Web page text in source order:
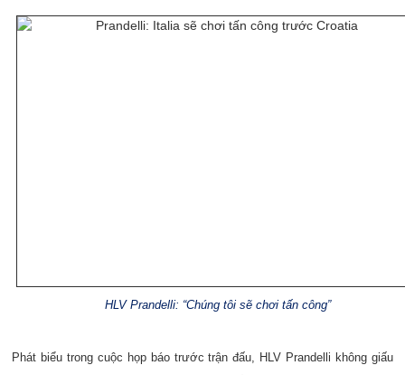
HLV Prandelli: “Chúng tôi sẽ chơi tấn công”
Phát biểu trong cuộc họp báo trước trận đấu, HLV Prandelli không giấu